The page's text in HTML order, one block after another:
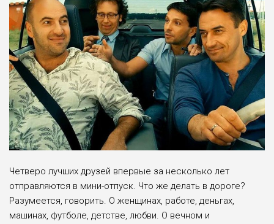
Четверо лучших друзей впервые за несколько лет
отправляются в мини-отпуск. Что же делать в дороге?
Разумеется, говорить. О женщинах, работе, деньгах,
машинах, футболе, детстве, любви. О вечном и